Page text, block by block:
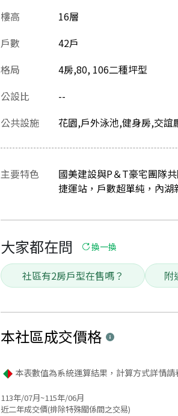
樓高
16層
戶數
42戶
格局
4房,80, 106二種坪型
公設比
--
公共設施 花園,戶外泳池,健身房,交誼
主要特色
國美建設與P＆T豪宅團隊
捷運站，戶數超單純，內
大家都在問 換一換
社區有2房戶型在售嗎？ 附
本社區成交價格
本表數值為系統運算結果，計算方式詳情請
113年/07月~115年/06月
近二年成交價(排除特殊關係間之交易)